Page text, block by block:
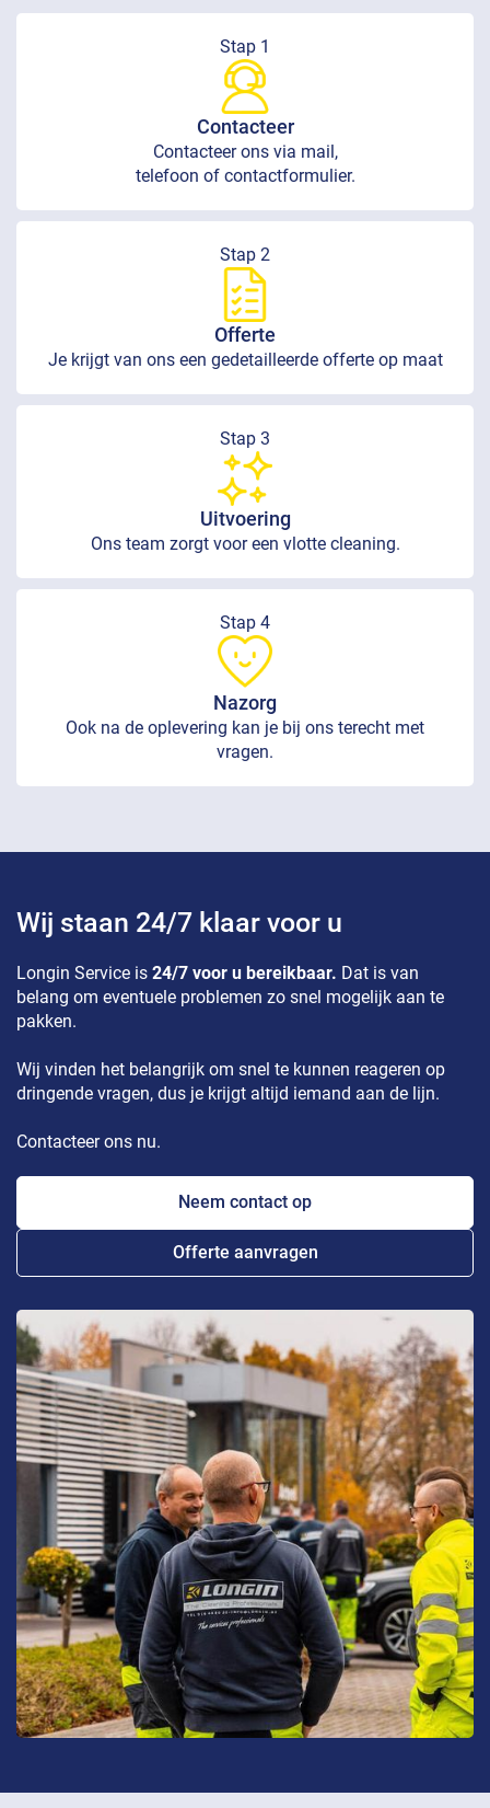
Stap 1
Contacteer
Contacteer ons via mail,
telefoon of contactformulier.
Stap 2
Offerte
Je krijgt van ons een gedetailleerde offerte op maat
Stap 3
Uitvoering
Ons team zorgt voor een vlotte cleaning.
Stap 4
Nazorg
Ook na de oplevering kan je bij ons terecht met
vragen.
Wij staan 24/7 klaar voor u
Longin Service is 24/7 voor u bereikbaar. Dat is van
belang om eventuele problemen zo snel mogelijk aan te
pakken.
Wij vinden het belangrijk om snel te kunnen reageren op
dringende vragen, dus je krijgt altijd iemand aan de lijn.
Contacteer ons nu.
Neem contact op
Offerte aanvragen